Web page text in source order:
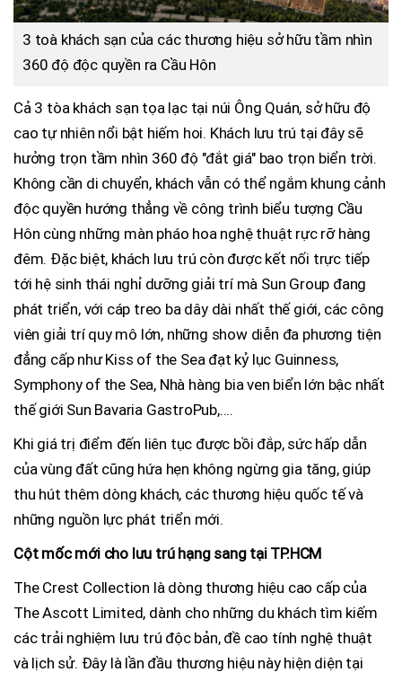
3 toà khách sạn của các thương hiệu sở hữu tầm nhìn
360 độ độc quyền ra Cầu Hôn
Cả 3 tòa khách sạn tọa lạc tại núi Ông Quán, sở hữu độ
cao tự nhiên nổi bật hiếm hoi. Khách lưu trú tại đây sẽ
hưởng trọn tầm nhìn 360 độ "đắt giá" bao trọn biển trời.
Không cần di chuyển, khách vẫn có thể ngắm khung cảnh
độc quyền hướng thẳng về công trình biểu tượng Cầu
Hôn cùng những màn pháo hoa nghệ thuật rực rỡ hàng
đêm. Đặc biệt, khách lưu trú còn được kết nối trực tiếp
tới hệ sinh thái nghỉ dưỡng giải trí mà Sun Group đang
phát triển, với cáp treo ba dây dài nhất thế giới, các công
viên giải trí quy mô lớn, những show diễn đa phương tiện
đẳng cấp như Kiss of the Sea đạt kỷ lục Guinness,
Symphony of the Sea, Nhà hàng bia ven biển lớn bậc nhất
thế giới Sun Bavaria GastroPub,....
Khi giá trị điểm đến liên tục được bồi đắp, sức hấp dẫn
của vùng đất cũng hứa hẹn không ngừng gia tăng, giúp
thu hút thêm dòng khách, các thương hiệu quốc tế và
những nguồn lực phát triển mới.
Cột mốc mới cho lưu trú hạng sang tại TP.HCM
The Crest Collection là dòng thương hiệu cao cấp của
The Ascott Limited, dành cho những du khách tìm kiếm
các trải nghiệm lưu trú độc bản, đề cao tính nghệ thuật
và lịch sử. Đây là lần đầu thương hiệu này hiện diện tại